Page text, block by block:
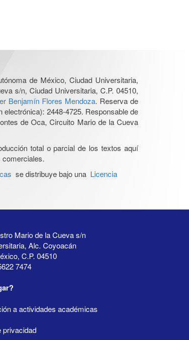
de México, Ciudad Universitaria,
s/n, Ciudad Universitaria, C.P. 04510,
Benjamín Flores Mendoza. Reserva de
2448-4725. Responsable de
de Oca, Circuito Mario de la Cueva
total o parcial de los textos aquí
comerciales.
se distribuye bajo una Licencia
Mario de la Cueva s/n
Alc. Coyoacán
C.P. 04510
7474
a actividades académicas
privacidad